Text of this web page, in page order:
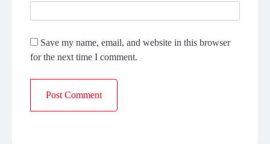
Save my name, email, and website in this browser
for the next time I comment.